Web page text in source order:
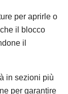
per aprirle o
il blocco
il
in sezioni più
per garantire